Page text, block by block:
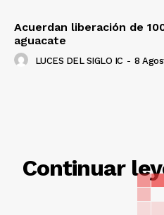
Acuerdan liberación de
aguacate
LUCES DEL SIGLO IC - 8
Continuar